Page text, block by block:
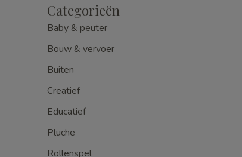
Categorieën
Baby & peuter
Bouw & vervoer
Buiten
Creatief
Educatief
Pluche
Rollenspel